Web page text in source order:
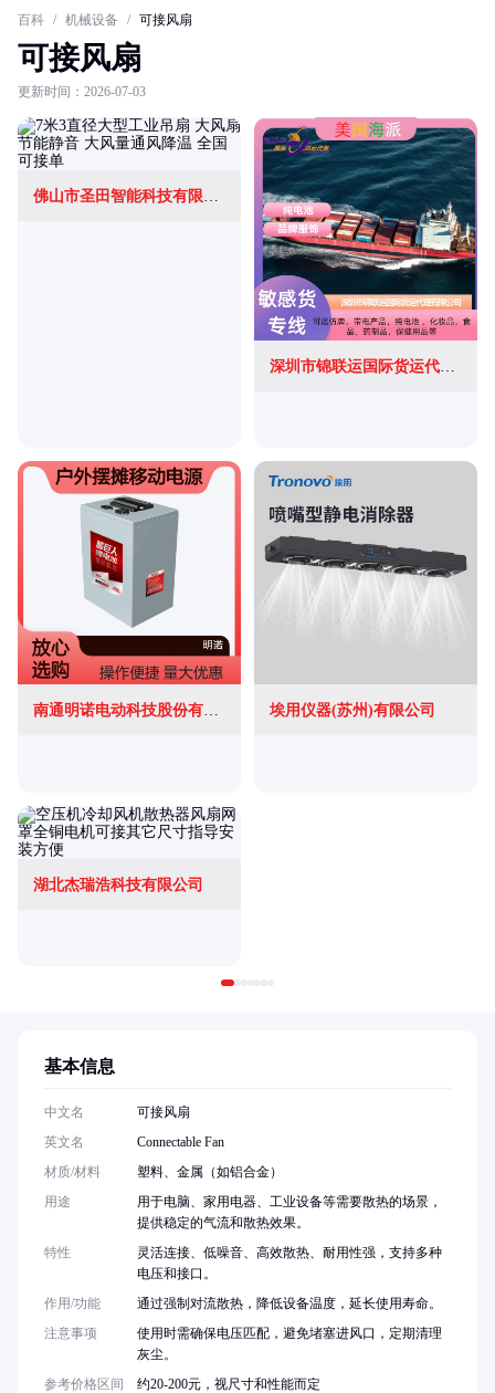
百科 / 机械设备 / 可接风扇
可接风扇
更新时间：2026-07-03
佛山市圣田智能科技有限公司
深圳市锦联运国际货运代理有限公司
南通明诺电动科技股份有限公司 埃用仪器(苏州)有限公司
湖北杰瑞浩科技有限公司
基本信息
中文名
可接风扇
英文名
Connectable Fan
材质/材料
塑料、金属（如铝合金）
用途
用于电脑、家用电器、工业设备等需要散热的场景，
提供稳定的气流和散热效果。
特性
灵活连接、低噪音、高效散热、耐用性强，支持多种
电压和接口。
作用/功能
通过强制对流散热，降低设备温度，延长使用寿命。
注意事项
使用时需确保电压匹配，避免堵塞进风口，定期清理
灰尘。
参考价格区间
约20-200元，视尺寸和性能而定